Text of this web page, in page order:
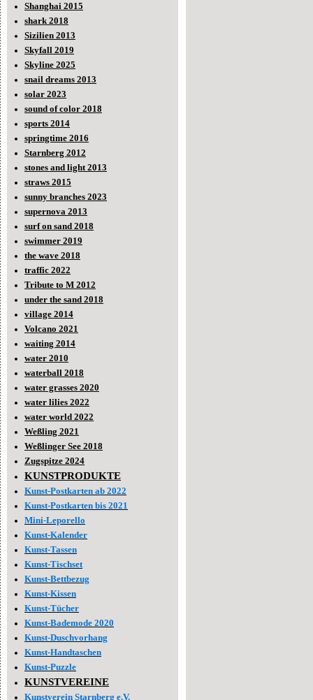
Shanghai 2015
shark 2018
Sizilien 2013
Skyfall 2019
Skyline 2025
snail dreams 2013
solar 2023
sound of color 2018
sports 2014
springtime 2016
Starnberg 2012
stones and light 2013
straws 2015
sunny branches 2023
supernova 2013
surf on sand 2018
swimmer 2019
the wave 2018
traffic 2022
Tribute to M 2012
under the sand 2018
village 2014
Volcano 2021
waiting 2014
water 2010
waterball 2018
water grasses 2020
water lilies 2022
water world 2022
Weßling 2021
Weßlinger See 2018
Zugspitze 2024
KUNSTPRODUKTE
Kunst-Postkarten ab 2022
Kunst-Postkarten bis 2021
Mini-Leporello
Kunst-Kalender
Kunst-Tassen
Kunst-Tischset
Kunst-Bettbezug
Kunst-Kissen
Kunst-Tücher
Kunst-Bademode 2020
Kunst-Duschvorhang
Kunst-Handtaschen
Kunst-Puzzle
KUNSTVEREINE
Kunstverein Starnberg e.V.